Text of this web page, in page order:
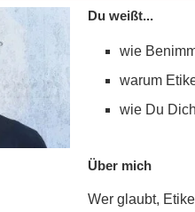
Du weißt...
wie
warum
wie Du
Über mich
Wer glaubt,